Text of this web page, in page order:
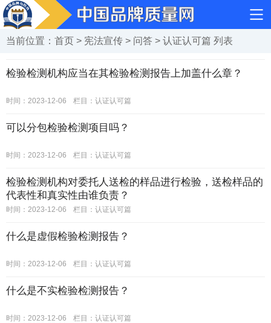
当前位置： 首页 > 宪法宣传 > 问答 > 认证认可篇 列表
检验检测机构应当在其检验检测报告上加盖什么章？
时间：2023-12-06 栏目： 认证认可篇
可以分包检验检测项目吗？
时间：2023-12-06 栏目： 认证认可篇
检验检测机构对委托人送检的样品进行检验，送检样品的
代表性和真实性由谁负责？
时间：2023-12-06 栏目： 认证认可篇
什么是虚假检验检测报告？
时间：2023-12-06 栏目： 认证认可篇
什么是不实检验检测报告？
时间：2023-12-06 栏目： 认证认可篇